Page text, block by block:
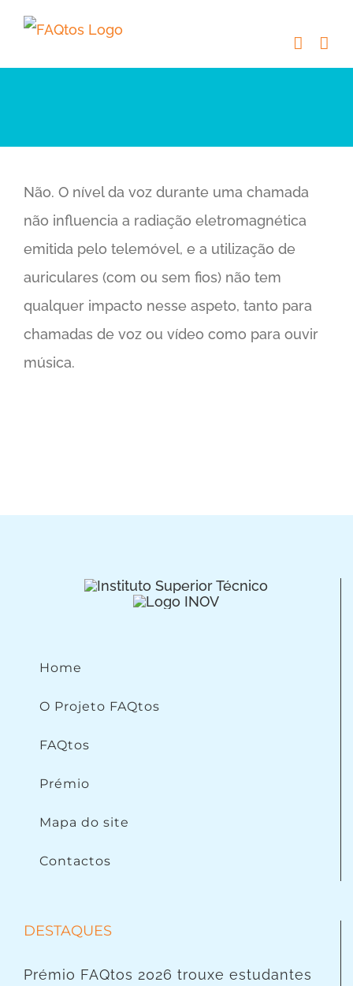
Skip
content
Não. O nível da voz durante uma chamada
não influencia a radiação eletromagnética
emitida pelo telemóvel, e a utilização de
auriculares (com ou sem fios) não tem
qualquer impacto nesse aspeto, tanto para
chamadas de voz ou vídeo como para ouvir
música.
Home
O Projeto FAQtos
FAQtos
Prémio
Mapa do site
Contactos
DESTAQUES
Prémio FAQtos 2026 trouxe estudantes